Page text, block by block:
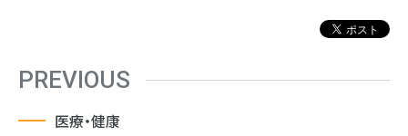
PREVIOUS
医療・健康